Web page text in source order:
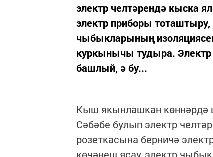
электр челтәрендә кыска
электр приборы тоташтыру,
чыбыкларының
куркынычы тудыра.
башлый, ә бу...
Кыш якынлашкан көннәрдә
Сәбәбе булып электр
розеткасына берничә